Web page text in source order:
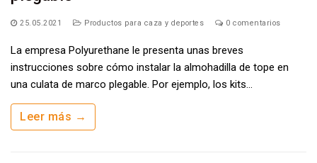
25.05.2021 Productos para caza y deportes 0 comentarios
La empresa Polyurethane le presenta unas breves
instrucciones sobre cómo instalar la almohadilla de tope en
una culata de marco plegable. Por ejemplo, los kits…
Leer más →